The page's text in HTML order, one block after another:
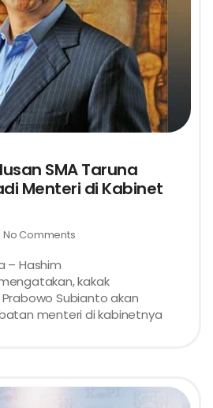
SMA Taruna
Menteri di Kabinet
No Comments
– Hashim
kakak
Subianto akan
menteri di kabinetnya